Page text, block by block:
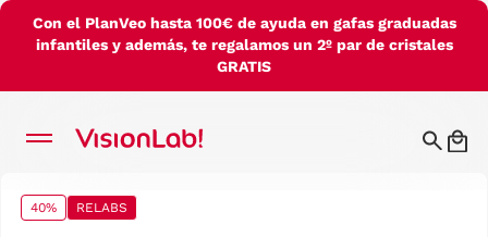
Con el PlanVeo hasta 100€ de ayuda en gafas graduadas
infantiles y además, te regalamos un 2º par de cristales
GRATIS
40% RELABS